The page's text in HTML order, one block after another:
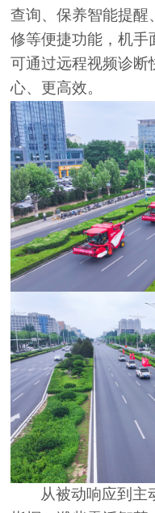
查询、保养智能提醒
修等便捷功能，机手
可通过远程视频诊断
心、更高效。
从被动响应到主